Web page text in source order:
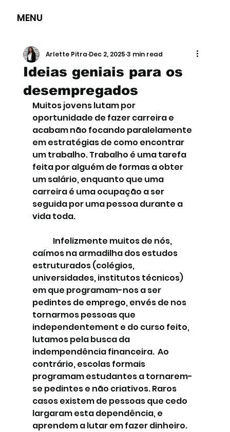
MENU
Ideias geniais para os
desempregados
Arlette Pitra Dec 2, 2025 3 min read
Muitos jovens lutam por
oportunidade de fazer carreira e
acabam não focando paralelamente
em estratégias de como encontrar
um trabalho. Trabalho é uma tarefa
feita por alguém de formas a obter
um salário, enquanto que uma
carreira é uma ocupação a ser
seguida por uma pessoa durante a
vida toda.
caímos na armadilha dos estudos
estruturados (colégios,
universidades, institutos técnicos)
em que programam-nos a ser
pedintes de emprego, envés de nos
tornarmos pessoas que
independentement e do curso feito,
lutamos pela busca da
indempendência financeira.  Ao
contrário, escolas formais
programam estudantes a tornarem-
se pedintes e não criativos. Raros
casos existem de pessoas que cedo
largaram esta dependência, e
aprendem a lutar em fazer dinheiro.